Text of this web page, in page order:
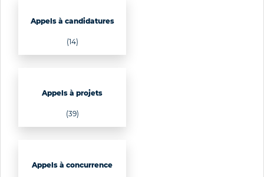
Appels à candidatures
(14)
Appels à projets
(39)
Appels à concurrence